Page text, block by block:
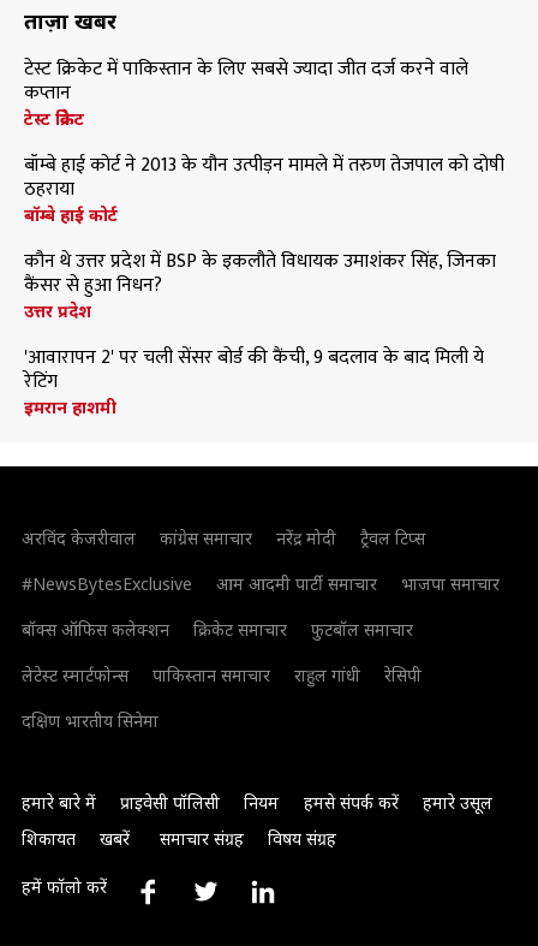
ताज़ा खबरें
टेस्ट क्रिकेट में पाकिस्तान के लिए सबसे ज्यादा जीत दर्ज करने वाले
कप्तान
टेस्ट क्रिकेट
बॉम्बे हाई कोर्ट ने 2013 के यौन उत्पीड़न मामले में तरुण तेजपाल को दोषी
ठहराया
बॉम्बे हाई कोर्ट
कौन थे उत्तर प्रदेश में BSP के इकलौते विधायक उमाशंकर सिंह, जिनका
कैंसर से हुआ निधन?
उत्तर प्रदेश
'आवारापन 2' पर चली सेंसर बोर्ड की कैंची, 9 बदलाव के बाद मिली ये
रेटिंग
इमरान हाशमी
अरविंद केजरीवाल कांग्रेस समाचार नरेंद्र मोदी
ट्रैवल टिप्स
#NewsBytesExclusive
आम आदमी पार्टी समाचार
भाजपा समाचार
बॉक्स ऑफिस कलेक्शन
क्रिकेट समाचार
फुटबॉल समाचार
लेटेस्ट स्मार्टफोन्स
पाकिस्तान समाचार राहुल गांधी
रेसिपी
दक्षिण भारतीय सिनेमा
हमारे बारे में प्राइवेसी पॉलिसी नियम हमसे संपर्क करें
हमारे उसूल
शिकायत
खबरें समाचार संग्रह विषय संग्रह
हमें फॉलो करें